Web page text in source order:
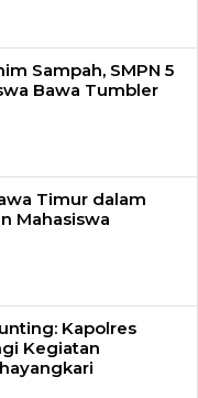
Sampah, SMPN 5
Bawa Tumbler
Timur dalam
Mahasiswa
Kapolres
Kegiatan